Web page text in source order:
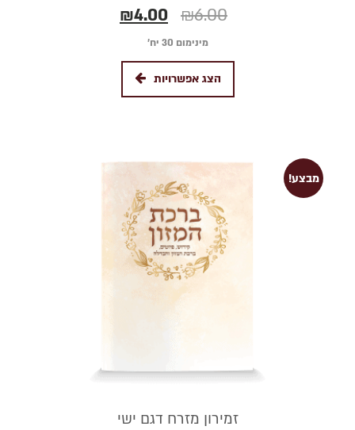
₪6.00
₪4.00
מינימום 30 יח׳
הצג אפשרויות
מבצע!
זמירון מזרח דגם ישי